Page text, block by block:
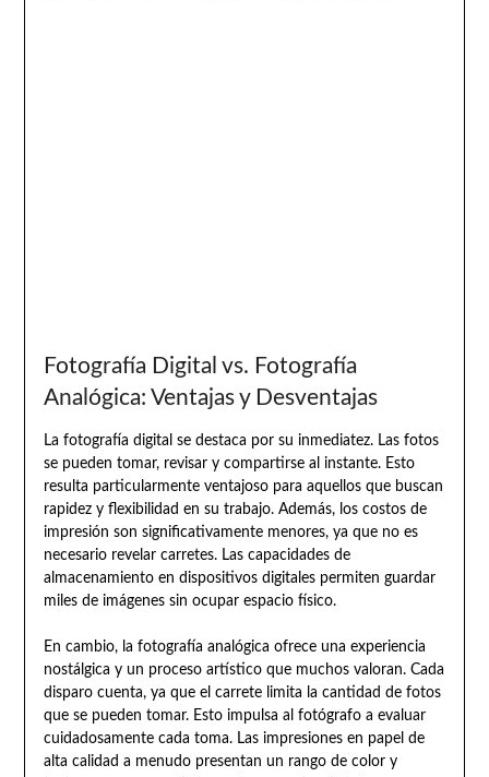
Fotografía Digital vs. Fotografía
Analógica: Ventajas y Desventajas
La fotografía digital se destaca por su inmediatez. Las fotos
se pueden tomar, revisar y compartirse al instante. Esto
resulta particularmente ventajoso para aquellos que buscan
rapidez y flexibilidad en su trabajo. Además, los costos de
impresión son significativamente menores, ya que no es
necesario revelar carretes. Las capacidades de
almacenamiento en dispositivos digitales permiten guardar
miles de imágenes sin ocupar espacio físico.
En cambio, la fotografía analógica ofrece una experiencia
nostálgica y un proceso artístico que muchos valoran. Cada
disparo cuenta, ya que el carrete limita la cantidad de fotos
que se pueden tomar. Esto impulsa al fotógrafo a evaluar
cuidadosamente cada toma. Las impresiones en papel de
alta calidad a menudo presentan un rango de color y